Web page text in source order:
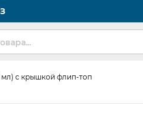
мл) с крышкой флип-топ